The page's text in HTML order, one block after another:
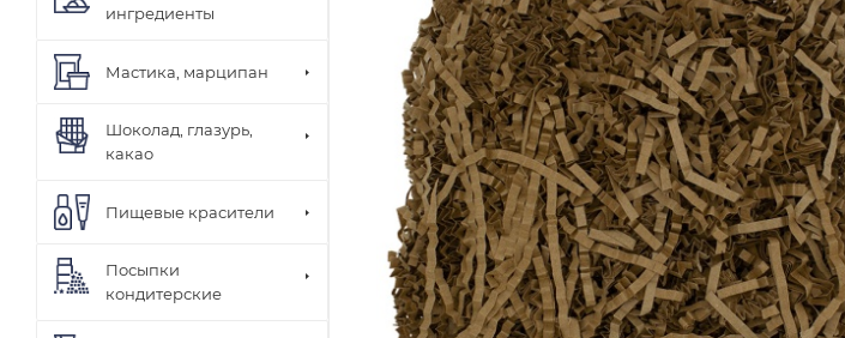
ингредиенты
Мастика, марципан
Шоколад, глазурь,
какао
Пищевые красители
Посыпки
кондитерские